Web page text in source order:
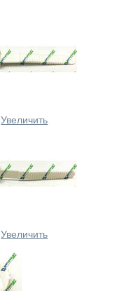
Увеличить
Увеличить